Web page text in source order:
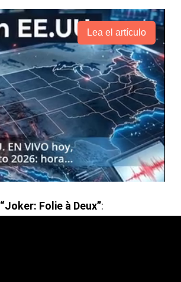
Lea el artículo
“Joker: Folie à Deux”: